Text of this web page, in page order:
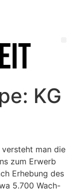
KG
man die
zum Erwerb
Erhebung des
5.700 Wach-